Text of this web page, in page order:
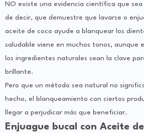
NO existe una evidencia científica que
de decir, que demuestre que lavarse o
aceite de coco ayude a blanquear los
saludable viene en muchos tonos, aunque
los ingredientes naturales sean la clave
brillante.
Pero que un método sea natural no
hecho, el blanqueamiento con ciertos
llegar a perjudicar más que beneficiar.
Enjuague bucal con Aceite